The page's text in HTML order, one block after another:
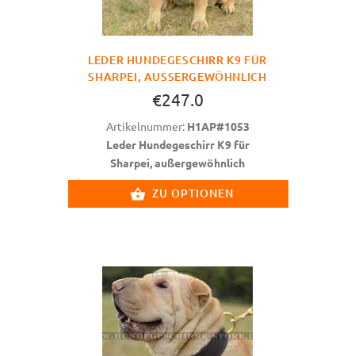
LEDER HUNDEGESCHIRR K9 FÜR
SHARPEI, AUSSERGEWÖHNLICH
€247.0
Artikelnummer: H1AP#1053
Leder Hundegeschirr K9 für
Sharpei, außergewöhnlich
ZU OPTIONEN